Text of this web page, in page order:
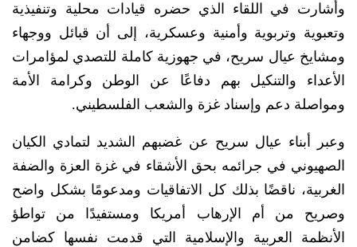
وأشارت في اللقاء الذي حضره قيادات محلية وتنفيذية
وتعبوية وتربوية وأمنية وعسكرية، إلى أن قبائل ووجهاء
ومشايخ عيال سريح، في جهوزية كاملة للتصدي لمؤامرات
الأعداء والتنكيل بهم دفاعًا عن الوطن وكرامة الأمة
ومواصلة دعم وإسناد غزة والشعب الفلسطيني.
وعبر أبناء عيال سريح عن غضبهم الشديد لتمادي الكيان
الصهيوني في جرائمه بحق الأشقاء في غزة العزة والضفة
الغربية، ناقضًا بذلك كل الاتفاقيات ومدعومًا بشكل واضح
وصريح من أم الإرهاب أمريكا ومستفيدًا من تواطؤ
الأنظمة العربية والإسلامية التي قدمت نفسها كضامن